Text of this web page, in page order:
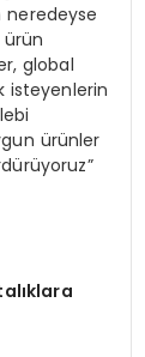
neredeyse
ürün
global
isteyenlerin
ürünler